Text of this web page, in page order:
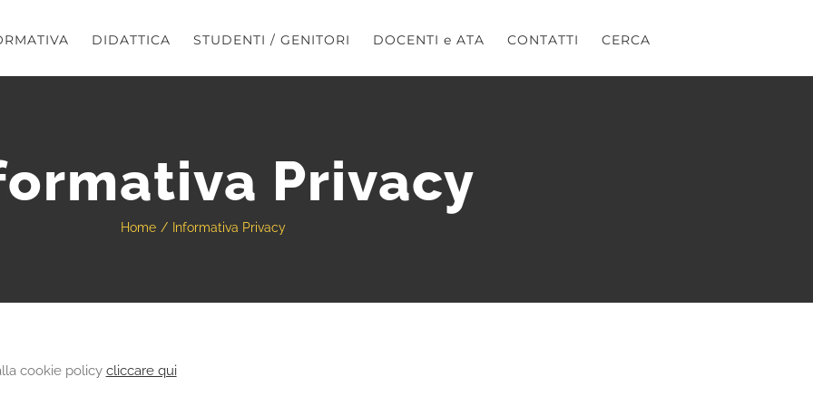
DIDATTICA STUDENTI / GENITORI DOCENTI e ATA CONTATTI CERCA
Privacy
Home Informativa Privacy
cookie policy cliccare qui